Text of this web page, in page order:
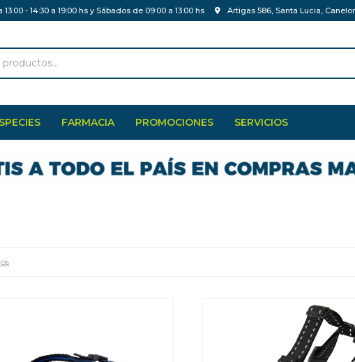
FARMACIA PROMOCIONES SERVICIOS
- 14:30 a 19:00 hs y Sábados de 09:00 a 13:00 hs Artigas 586, Santa Lucia,